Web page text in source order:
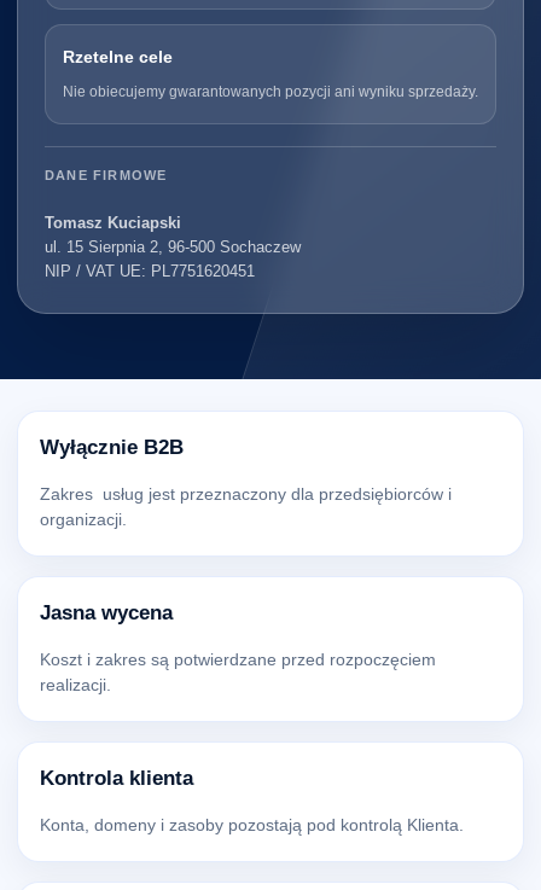
Rzetelne cele
Nie obiecujemy gwarantowanych pozycji ani wyniku sprzedaży.
DANE FIRMOWE
Tomasz Kuciapski
ul. 15 Sierpnia 2, 96-500 Sochaczew
NIP / VAT UE: PL7751620451
Wyłącznie B2B
Zakres usług jest przeznaczony dla przedsiębiorców i
organizacji.
Jasna wycena
Koszt i zakres są potwierdzane przed rozpoczęciem
realizacji.
Kontrola klienta
Konta, domeny i zasoby pozostają pod kontrolą Klienta.